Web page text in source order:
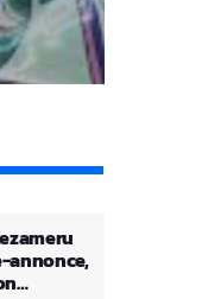
annonce,